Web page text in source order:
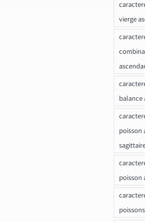
vierge
balance
poisson
poisson